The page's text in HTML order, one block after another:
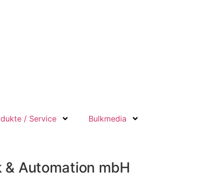
/ Service Bulkmedia
& Automation mbH